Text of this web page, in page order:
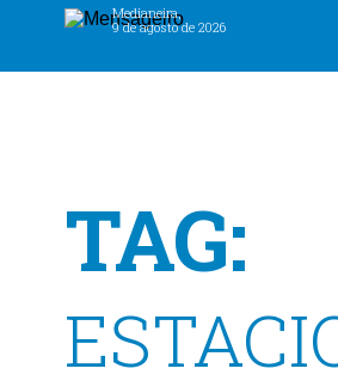
Medianeira,
9 de agosto de 2026
TAG: